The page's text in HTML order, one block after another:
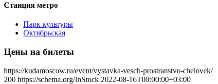
Станция метро
Парк культуры
Октябрьская
Цены на билеты
https://kudamoscow.ru/event/vystavka-vesch-prostranstvo-chelovek/
200 https://schema.org/InStock 2022-08-16T00:00:00+03:00